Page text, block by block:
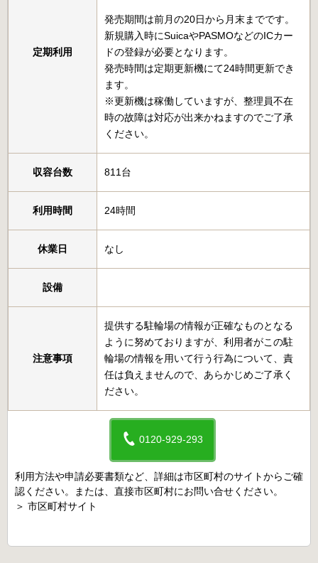
定期利用
発売期間は前月の20日から月末までです。
新規購入時にSuicaやPASMOなどのICカー
ドの登録が必要となります。
発売時間は定期更新機にて24時間更新でき
ます。
※更新機は稼働していますが、整理員不在
時の故障は対応が出来かねますのでご了承
ください。
収容台数 811台
利用時間 24時間
休業日 なし
設備
注意事項
提供する駐輪場の情報が正確なものとなる
ように努めておりますが、利用者がこの駐
輪場の情報を用いて行う行為について、責
任は負えませんので、あらかじめご了承く
ださい。
0120-929-293
利用方法や申請必要書類など、詳細は市区町村のサイトからご確
認ください。または、直接市区町村にお問い合せください。
＞ 市区町村サイト